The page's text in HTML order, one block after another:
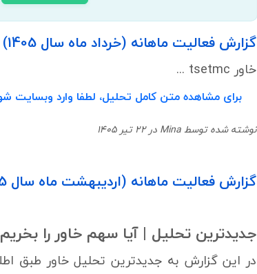
گزارش فعالیت ماهانه (خرداد ماه سال 1405) نماد خاور
خاور tsetmc ...
برای مشاهده متن کامل تحلیل، لطفا وارد وبسایت
نوشته شده توسط Mina در 22 تیر 1405
گزارش فعالیت ماهانه (اردیبهشت ماه سال 1405) نماد خاور
جدیدترین تحلیل | آیا سهم خاور را